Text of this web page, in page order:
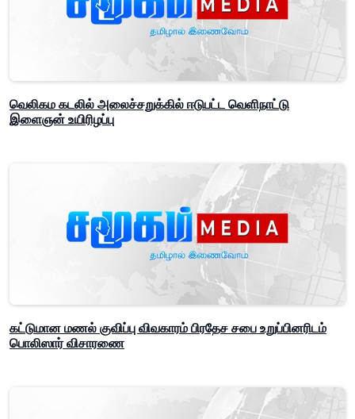
வெலிகம கடலில் அலைச்சறுக்கில் ஈடுபட்ட வெளிநாட்டு
இளைஞன் உயிரிழப்பு
கட்டுமான மணல் குவிப்பு விவகாரம் பிரதேச சபை உறுப்பினரிடம்
பொலிஸார் விசாரணை